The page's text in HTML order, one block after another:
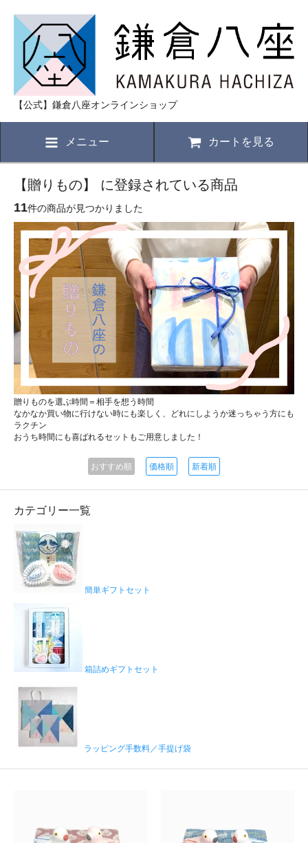
【公式】鎌倉八座オンラインショップ
メニュー カートを見る
【贈りもの】 に登録されている商品
11件の商品が見つかりました
贈りものを選ぶ時間＝相手を想う時間
なかなか買い物に行けない時にも楽しく、どれにしようか迷っちゃう方にも
ラクチン
おうち時間にも喜ばれるセットもご用意しました！
おすすめ順 価格順 新着順
カテゴリー一覧
簡単ギフトセット
箱詰めギフトセット
ラッピング手数料／手提げ袋